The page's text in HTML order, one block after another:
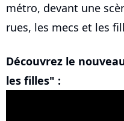
métro, devant une
rues, les mecs et les
Découvrez le
les filles" :